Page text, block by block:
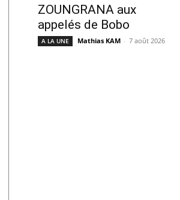
ZOUNGRANA aux
appelés de Bobo
A LA UNE Mathias KAM - 7 août 2026